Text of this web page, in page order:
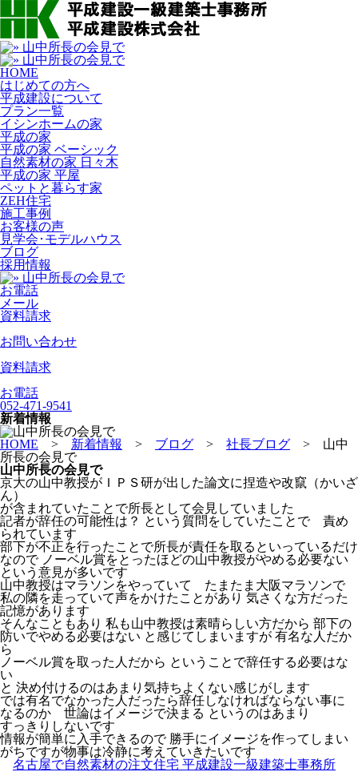
HOME
はじめての方へ
平成建設について
プラン一覧
イシンホームの家
平成の家
平成の家 ベーシック
自然素材の家 日々木
平成の家 平屋
ペットと暮らす家
ZEH住宅
施工事例
お客様の声
見学会･モデルハウス
ブログ
採用情報
お電話
メール
資料請求
お問い合わせ
資料請求
お電話
052-471-9541
新着情報
HOME > 新着情報 > ブログ > 社長ブログ > 山中
所長の会見で
山中所長の会見で
京大の山中教授がＩＰＳ研が出した論文に捏造や改竄（かいざ
ん）
が含まれていたことで所長として会見していました
記者が辞任の可能性は？ という質問をしていたことで 責め
られています
部下が不正を行ったことで所長が責任を取るといっているだけ
なので ノーベル賞をとったほどの山中教授がやめる必要ない
という意見が多いです
山中教授はマラソンをやっていて たまたま大阪マラソンで
私の隣を走っていて声をかけたことがあり 気さくな方だった
記憶があります
そんなこともあり 私も山中教授は素晴らしい方だから 部下の
防いでやめる必要はない と感じてしまいますが 有名な人だか
ら
ノーベル賞を取った人だから ということで辞任する必要はな
い
と 決め付けるのはあまり気持ちよくない感じがします
では有名でなかった人だったら辞任しなければならない事に
なるのか 世論はイメージで決まる というのはあまり
すっきりしないです
情報が簡単に入手できるので 勝手にイメージを作ってしまい
がちですが物事は冷静に考えていきたいです
名古屋で自然素材の注文住宅 平成建設一級建築士事務所